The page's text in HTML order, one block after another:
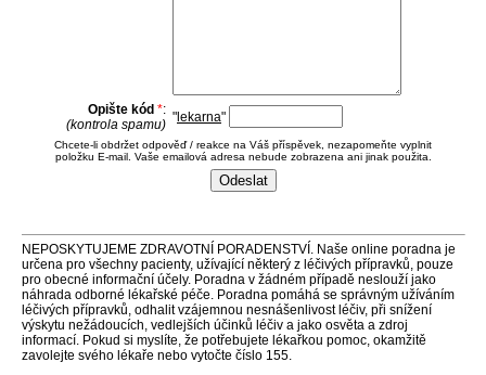
Opište kód *:
(kontrola spamu) " lekarna"
Chcete-li obdržet odpověď / reakce na Váš příspěvek, nezapomeňte vyplnit
položku E-mail. Vaše emailová adresa nebude zobrazena ani jinak použita.
NEPOSKYTUJEME ZDRAVOTNÍ PORADENSTVÍ. Naše online poradna je
určena pro všechny pacienty, užívající některý z léčivých přípravků, pouze
pro obecné informační účely. Poradna v žádném případě neslouží jako
náhrada odborné lékařské péče. Poradna pomáhá se správným užíváním
léčivých přípravků, odhalit vzájemnou nesnášenlivost léčiv, při snížení
výskytu nežádoucích, vedlejších účinků léčiv a jako osvěta a zdroj
informací. Pokud si myslíte, že potřebujete lékařkou pomoc, okamžitě
zavolejte svého lékaře nebo vytočte číslo 155.